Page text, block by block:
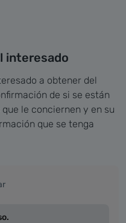
interesado
a obtener del
de si se están
le conciernen y en su
que se tenga